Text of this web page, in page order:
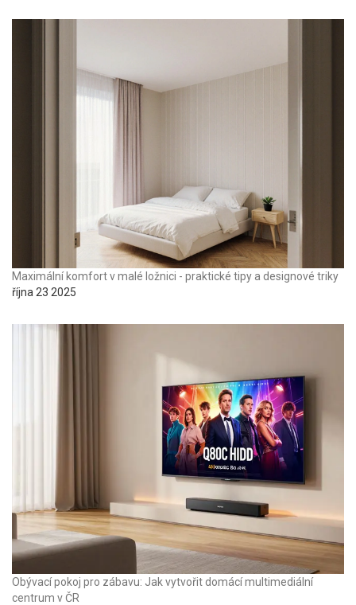
Maximální komfort v malé ložnici - praktické tipy a designové triky
října 23 2025
Obývací pokoj pro zábavu: Jak vytvořit domácí multimediální
centrum v ČR